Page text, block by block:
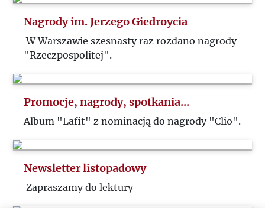
Nagrody im. Jerzego Giedroycia
W Warszawie szesnasty raz rozdano nagrody
"Rzeczpospolitej".
Promocje, nagrody, spotkania...
Album "Lafit" z nominacją do nagrody "Clio".
Newsletter listopadowy
Zapraszamy do lektury